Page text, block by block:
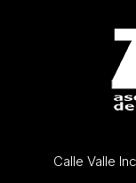
Calle Valle